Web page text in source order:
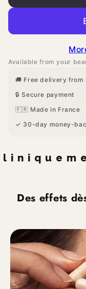
Available from your
🚚 Free delivery from
🔒 Secure payment
🇫🇷 Made in France
✓ 30-day money-
Des effets